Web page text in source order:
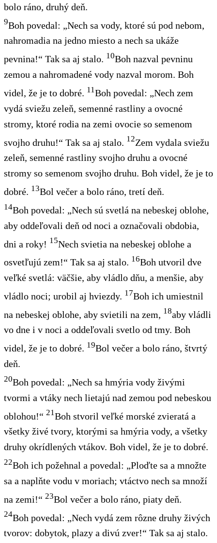
bolo ráno, druhý deň.
9Boh povedal: „Nech sa vody, ktoré sú pod nebom,
nahromadia na jedno miesto a nech sa ukáže
pevnina!“ Tak sa aj stalo. 10Boh nazval pevninu
zemou a nahromadené vody nazval morom. Boh
videl, že je to dobré. 11Boh povedal: „Nech zem
vydá sviežu zeleň, semenné rastliny a ovocné
stromy, ktoré rodia na zemi ovocie so semenom
svojho druhu!“ Tak sa aj stalo. 12Zem vydala sviežu
zeleň, semenné rastliny svojho druhu a ovocné
stromy so semenom svojho druhu. Boh videl, že je to
dobré. 13Bol večer a bolo ráno, tretí deň.
14Boh povedal: „Nech sú svetlá na nebeskej oblohe,
aby oddeľovali deň od noci a označovali obdobia,
dni a roky! 15Nech svietia na nebeskej oblohe a
osvetľujú zem!“ Tak sa aj stalo. 16Boh utvoril dve
veľké svetlá: väčšie, aby vládlo dňu, a menšie, aby
vládlo noci; urobil aj hviezdy. 17Boh ich umiestnil
na nebeskej oblohe, aby svietili na zem,
18aby vládli
vo dne i v noci a oddeľovali svetlo od tmy. Boh
videl, že je to dobré. 19Bol večer a bolo ráno, štvrtý
deň.
20Boh povedal: „Nech sa hmýria vody živými
tvormi a vtáky nech lietajú nad zemou pod nebeskou
oblohou!“ 21Boh stvoril veľké morské zvieratá a
všetky živé tvory, ktorými sa hmýria vody, a všetky
druhy okrídlených vtákov. Boh videl, že je to dobré.
22Boh ich požehnal a povedal: „Ploďte sa a množte
sa a naplňte vodu v moriach; vtáctvo nech sa množí
na zemi!“ 23Bol večer a bolo ráno, piaty deň.
24Boh povedal: „Nech vydá zem rôzne druhy živých
tvorov: dobytok, plazy a divú zver!“ Tak sa aj stalo.